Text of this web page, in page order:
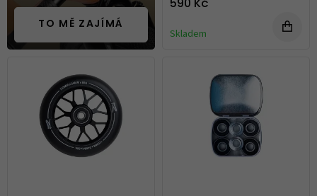
TO MĚ ZAJÍMÁ
590 Kč
Skladem